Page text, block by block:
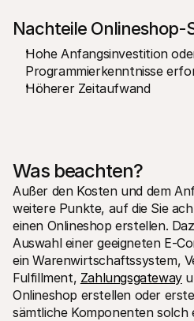
Nachteile Onlineshop-
Hohe Anfangsinvestition
Programmierkenntnisse
Höherer Zeitaufwand
Was beachten?
Außer den Kosten und dem
weitere Punkte, auf die Sie
einen Onlineshop erstellen.
Auswahl einer geeigneten E-
ein Warenwirtschaftssystem,
Fulfillment, Zahlungsgateway
Onlineshop erstellen oder
sämtliche Komponenten solch